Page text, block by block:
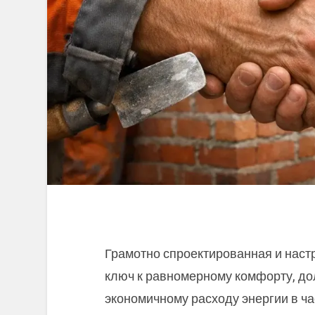
Грамотно спроектированная и
ключ к равномерному комфорту,
экономичному расходу энергии в